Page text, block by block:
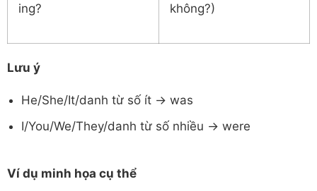
ing?
không?)
Lưu ý
He/She/It/danh từ số ít → was
I/You/We/They/danh từ số nhiều → were
Ví dụ minh họa cụ thể